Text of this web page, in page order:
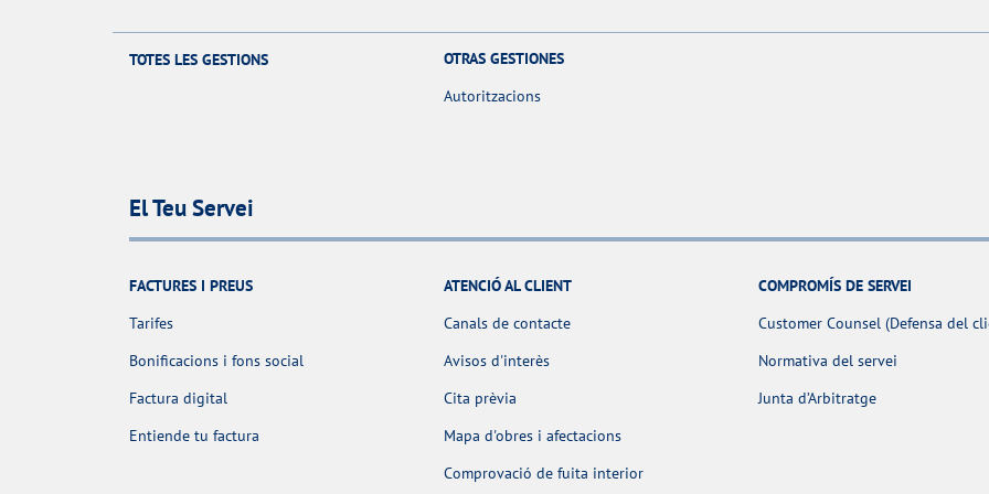
TOTES LES GESTIONS
OTRAS GESTIONES
Autoritzacions
El Teu Servei
FACTURES I PREUS
Tarifes
Bonificacions i fons social
Factura digital
Entiende tu factura
ATENCIÓ AL CLIENT
Canals de contacte
Avisos d'interès
Cita prèvia
Mapa d'obres i afectacions
Comprovació de fuita interior
COMPROMÍS DE SERVEI
Customer Counsel (Defensa del
Normativa del servei
Junta d’Arbitratge